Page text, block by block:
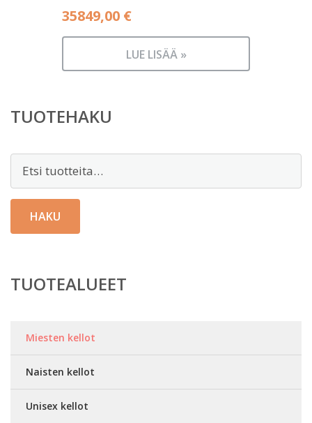
35849,00 €
LUE LISÄÄ »
TUOTEHAKU
Etsi:
HAKU
TUOTEALUEET
Miesten kellot
Naisten kellot
Unisex kellot